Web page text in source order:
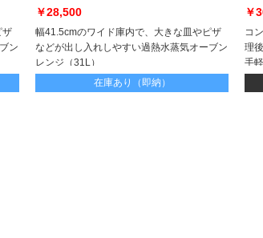
ザ
ン
￥28,500
幅41.5cmのワイド庫内で、大きな皿やピザ
などが出し入れしやすい過熱水蒸気オーブン
レンジ（31L）
在庫あり（即納）
￥
コ
理
手
ー